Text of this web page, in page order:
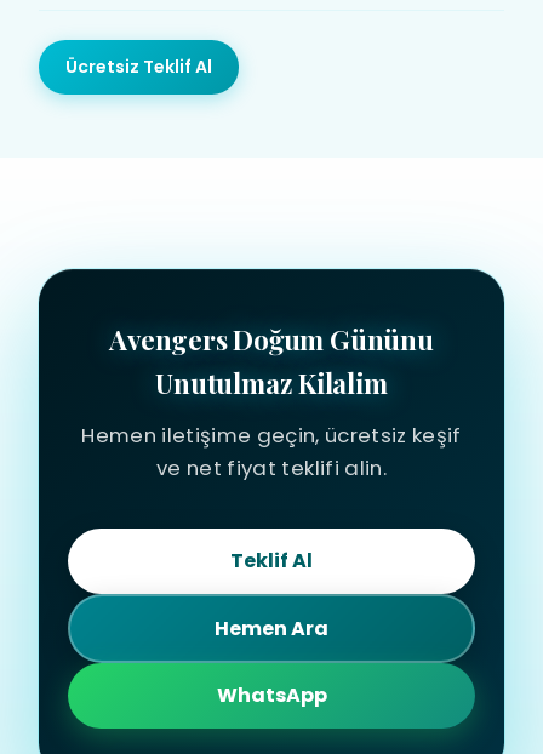
Ücretsiz Teklif Al
Avengers Doğum Gününu
Unutulmaz Kilalim
Hemen iletişime geçin, ücretsiz keşif
ve net fiyat teklifi alin.
Teklif Al
Hemen Ara
WhatsApp